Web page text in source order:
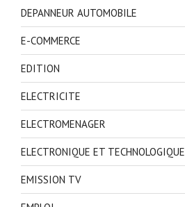
DEPANNEUR AUTOMOBILE
E-COMMERCE
EDITION
ELECTRICITE
ELECTROMENAGER
ELECTRONIQUE ET TECHNOLOGIQUE
EMISSION TV